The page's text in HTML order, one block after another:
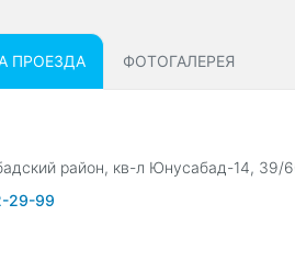
ПРОЕЗДА ФОТОГАЛЕРЕЯ
район, кв-л Юнусабад-14, 39/
29-99